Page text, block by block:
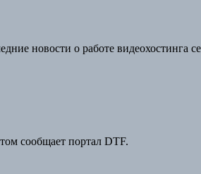
новости о работе видеохостинга
сообщает портал DTF.